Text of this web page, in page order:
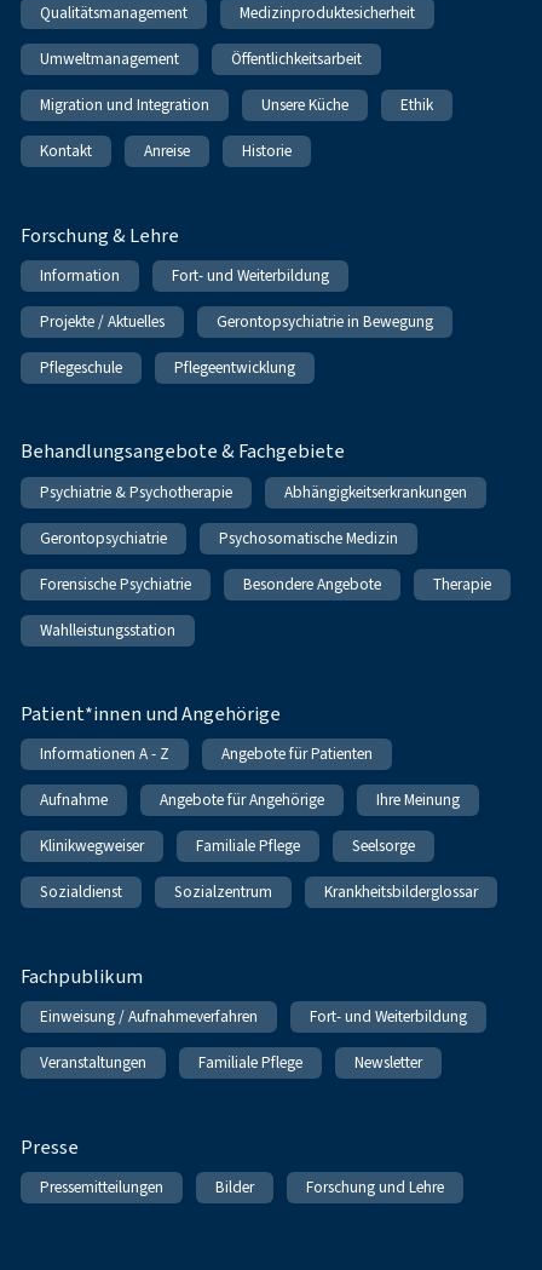
Qualitätsmanagement Medizinproduktesicherheit
Umweltmanagement Öffentlichkeitsarbeit
Migration und Integration Unsere Küche Ethik
Kontakt Anreise Historie
Forschung & Lehre
Information Fort- und Weiterbildung
Projekte / Aktuelles Gerontopsychiatrie in Bewegung
Pflegeschule Pflegeentwicklung
Behandlungsangebote & Fachgebiete
Psychiatrie & Psychotherapie Abhängigkeitserkrankungen
Gerontopsychiatrie Psychosomatische Medizin
Forensische Psychiatrie Besondere Angebote Therapie
Wahlleistungsstation
Patient*innen und Angehörige
Informationen A - Z Angebote für Patienten
Aufnahme Angebote für Angehörige Ihre Meinung
Klinikwegweiser Familiale Pflege Seelsorge
Sozialdienst Sozialzentrum Krankheitsbilderglossar
Fachpublikum
Einweisung / Aufnahmeverfahren Fort- und Weiterbildung
Veranstaltungen Familiale Pflege Newsletter
Presse
Pressemitteilungen Bilder Forschung und Lehre